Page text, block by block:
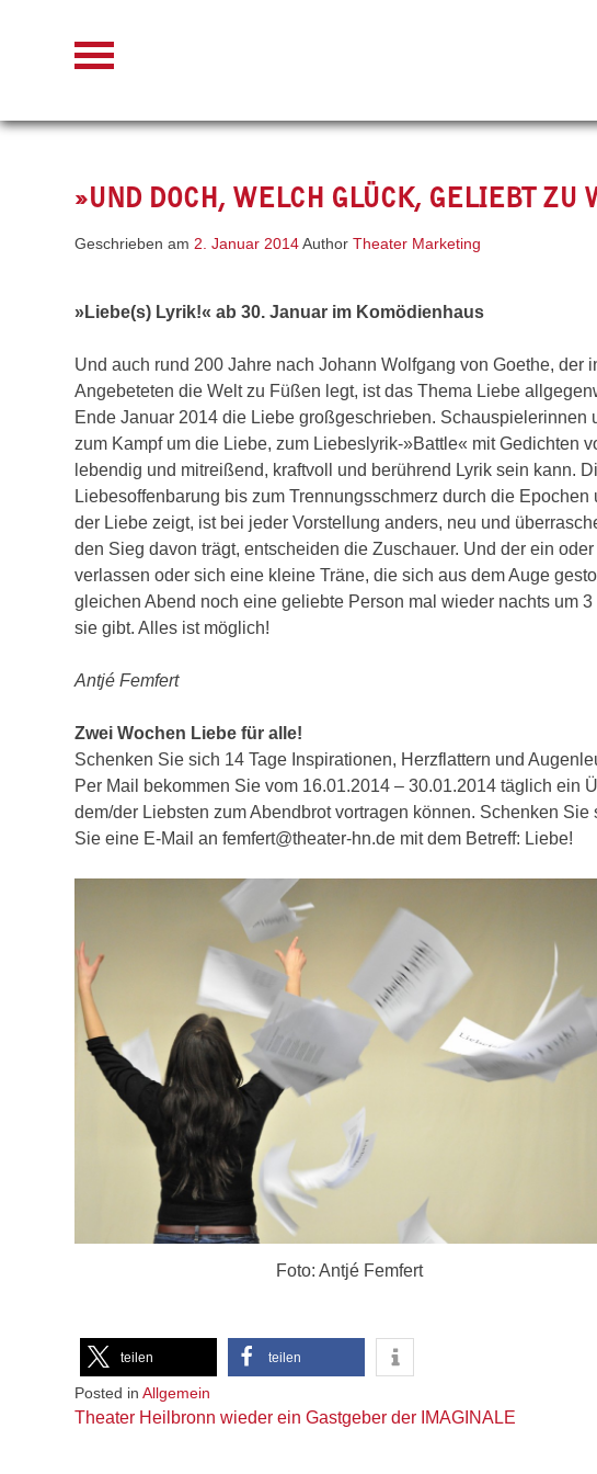
»UND DOCH, WELCH GLÜCK, GELIEBT ZU
Geschrieben am 2. Januar 2014Author Theater Marketing
»Liebe(s) Lyrik!« ab 30. Januar im Komödienhaus
Und auch rund 200 Jahre nach Johann Wolfgang von Goethe,
Angebeteten die Welt zu Füßen legt, ist das Thema Liebe
Ende Januar 2014 die Liebe großgeschrieben.
zum Kampf um die Liebe, zum Liebeslyrik-»Battle« mit Gedichten
lebendig und mitreißend, kraftvoll und berührend Lyrik sein kann.
Liebesoffenbarung bis zum Trennungsschmerz durch die
der Liebe zeigt, ist bei jeder Vorstellung anders, neu und
den Sieg davon trägt, entscheiden die Zuschauer. Und der ein
verlassen oder sich eine kleine Träne, die sich aus dem Auge
gleichen Abend noch eine geliebte Person mal wieder nachts um
sie gibt. Alles ist möglich!
Antjé Femfert
Zwei Wochen Liebe für alle!
Schenken Sie sich 14 Tage Inspirationen, Herzflattern und
Per Mail bekommen Sie vom 16.01.2014 – 30.01.2014 täglich ein
dem/der Liebsten zum Abendbrot vortragen können. Schenken
Sie eine E-Mail an femfert@theater-hn.de mit dem Betreff: Liebe!
Foto: Antjé Femfert
teilen teilen
Posted in Allgemein
Beitragsnavigation
Theater Heilbronn wieder ein Gastgeber der IMAGINALE